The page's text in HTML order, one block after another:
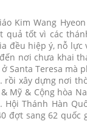
Kim Wang Hyeon
tốt vì các
đều hiệp ý, nỗ
nơi chưa khai
Santa Teresa mà
rồi xây dựng nơi
Mỹ & Cộng hòa
Thánh Hàn
đợt sang 62 quốc